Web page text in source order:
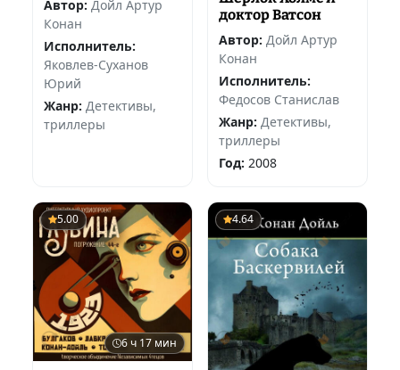
Автор: Дойл Артур
Конан
Исполнитель:
Яковлев-Суханов
Юрий
Жанр: Детективы,
триллеры
доктор Ватсон
Автор: Дойл Артур
Конан
Исполнитель:
Федосов Станислав
Жанр: Детективы,
триллеры
Год: 2008
5.00
6 ч 17 мин
4.64